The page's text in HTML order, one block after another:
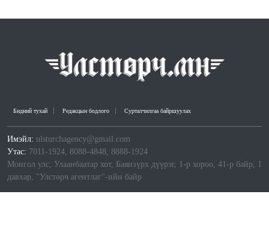
Бидний тухай Редакцын бодлого Сурталчилгаа байршуулах
Имэйл: ulsturchagency@gmail.com
Утас: 7011-1924, 8088-4848, 8888-1924
Монгол улс, Улаанбаатар хот, Баянзүрх дүүрэг, 1-р хороо, 41-р байр, 1
давхар, "Улстөрч агентлаг"-ийн байр